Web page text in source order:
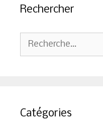
Rechercher
Rechercher :
Catégories